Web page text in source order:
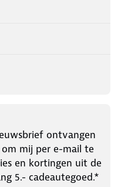
ontvangen
mij per e-mail te
en kortingen uit de
5.- cadeautegoed.*